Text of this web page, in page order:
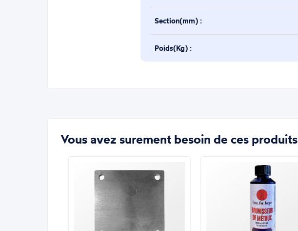
Section(mm) :
Poids(Kg) :
Vous avez surement besoin de ces produits